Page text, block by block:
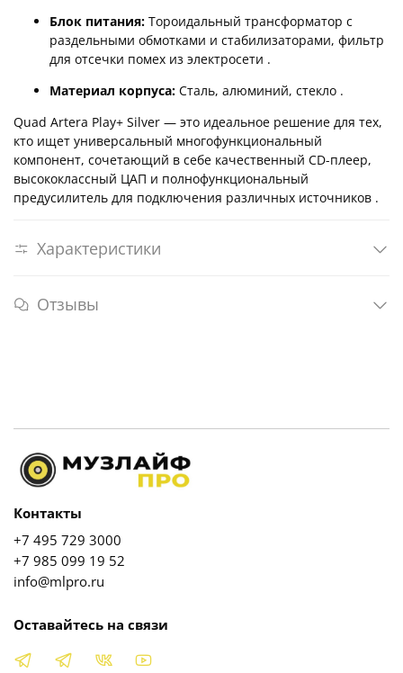
Блок питания: Тороидальный трансформатор с
раздельными обмотками и стабилизаторами, фильтр
для отсечки помех из электросети .
Материал корпуса: Сталь, алюминий, стекло .
Quad Artera Play+ Silver — это идеальное решение для тех,
кто ищет универсальный многофункциональный
компонент, сочетающий в себе качественный CD-плеер,
высококлассный ЦАП и полнофункциональный
предусилитель для подключения различных источников .
Характеристики
Отзывы
Контакты
+7 495 729 3000
+7 985 099 19 52
info@mlpro.ru
Оставайтесь на связи